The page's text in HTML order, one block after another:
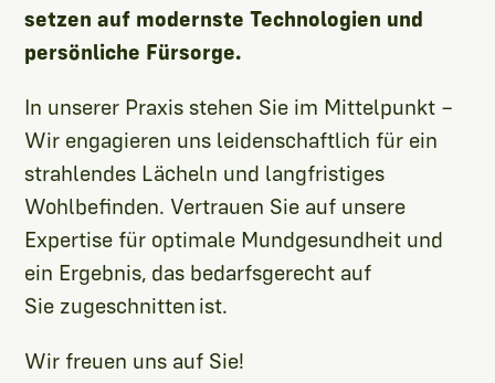
setzen auf modernste Technologien und
persönliche Fürsorge.
In unserer Praxis stehen Sie im Mittelpunkt –
Wir engagieren uns leidenschaftlich für ein
strahlendes Lächeln und langfristiges
Wohlbefinden. Vertrauen Sie auf unsere
Expertise für optimale Mundgesundheit und
ein Ergebnis, das bedarfsgerecht auf
Sie zugeschnitten ist.
Wir freuen uns auf Sie!